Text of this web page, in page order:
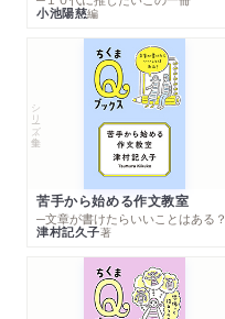
小池陽慈編
シリーズ・全集
苦手から始める作文教室
─文章が書けたらいいことはある？
津村記久子著